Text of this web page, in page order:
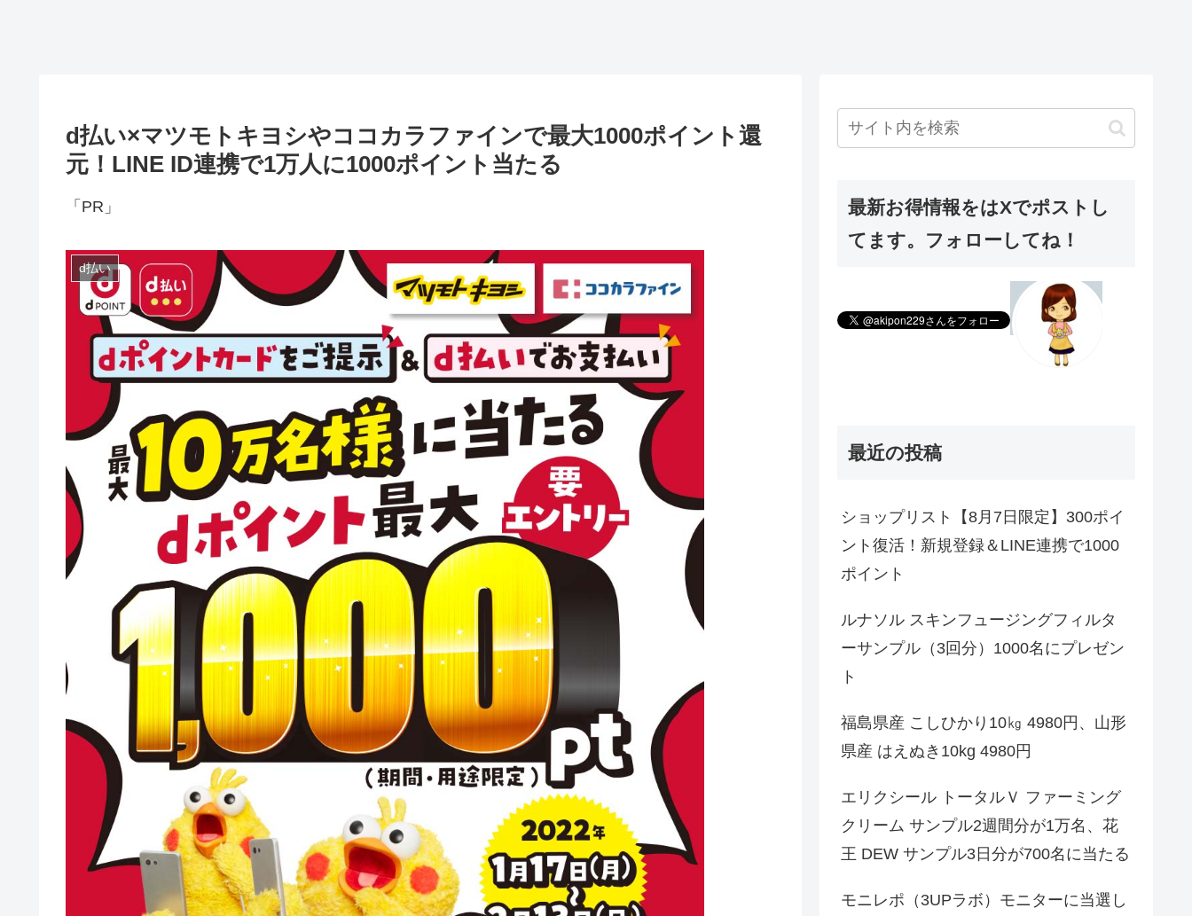
d払い×マツモトキヨシやココカラファインで最大1000ポイント還
元！LINE ID連携で1万人に1000ポイント当たる
「PR」
d払い
最新お得情報をはXでポストし
てます。フォローしてね！
最近の投稿
ショップリスト【8月7日限定】300ポイ
ント復活！新規登録＆LINE連携で1000
ポイント
ルナソル スキンフュージングフィルタ
ーサンプル（3回分）1000名にプレゼン
ト
福島県産 こしひかり10㎏ 4980円、山形
県産 はえぬき10kg 4980円
エリクシール トータルＶ ファーミング
クリーム サンプル2週間分が1万名、花
王 DEW サンプル3日分が700名に当たる
モニレポ（3UPラボ）モニターに当選し